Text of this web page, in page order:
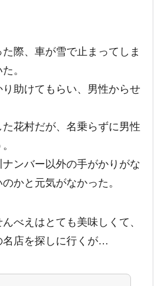
際、車が雪で止まってしま
。
助けてもらい、男性からせ
花村だが、名乗らずに男性
ンバー以外の手がかりがな
かと元気がなかった。
べえはとても美味しくて、
名店を探しに行くが…